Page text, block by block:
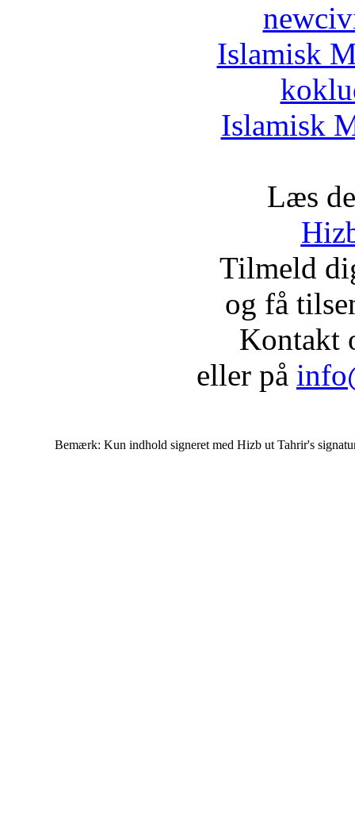
Islamisk
Islamisk
Læs
Tilmeld
og få
Kontakt
eller på
Bemærk: Kun indhold signeret med Hizb ut Tahrir's